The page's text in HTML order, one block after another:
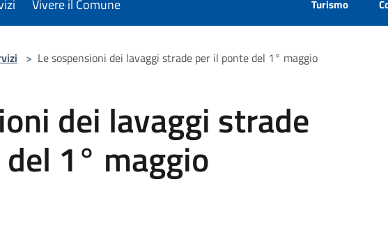
Vivere il Comune Turismo
> Le sospensioni dei lavaggi strade per il ponte del 1° maggio
dei lavaggi strade
1° maggio